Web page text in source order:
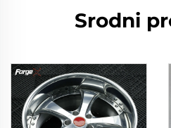
Srodni